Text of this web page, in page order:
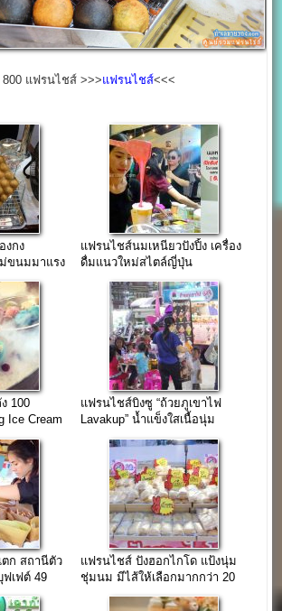
แฟรนไชส์ >>>แฟรนไชส์<<<
งกง
ม่ขนมมาแรง
แฟรนไชส์นมเหนียวปังปิ้ง เครื่อง
ดื่มแนวใหม่สไตล์ญี่ปุ่น
100
Ice Cream
แฟรนไชส์บิงซู “ถ้วยภูเขาไฟ
Lavakup” น้ำแข็งใสเนื้อนุ่ม
ตก สถานีตัว
ฟเฟต์ 49
แฟรนไชส์ ปังฮอกไกโด แป้งนุ่ม
ชุ่มนม มีไส้ให้เลือกมากกว่า 20